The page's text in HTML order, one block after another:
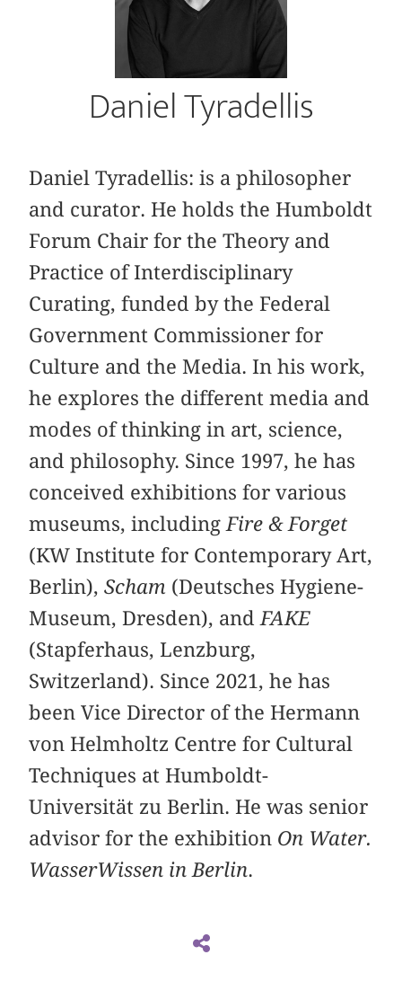
Daniel Tyradellis
Daniel Tyradellis: is a philosopher
and curator. He holds the Humboldt
Forum Chair for the Theory and
Practice of Interdisciplinary
Curating, funded by the Federal
Government Commissioner for
Culture and the Media. In his work,
he explores the different media and
modes of thinking in art, science,
and philosophy. Since 1997, he has
conceived exhibitions for various
museums, including Fire & Forget
(KW Institute for Contemporary Art,
Berlin),Scham (Deutsches Hygiene-
Museum, Dresden), and FAKE
(Stapferhaus, Lenzburg,
Switzerland). Since 2021, he has
been Vice Director of the Hermann
von Helmholtz Centre for Cultural
Techniques at Humboldt-
Universität zu Berlin. He was senior
advisor for the exhibition On Water.
WasserWissen in Berlin.